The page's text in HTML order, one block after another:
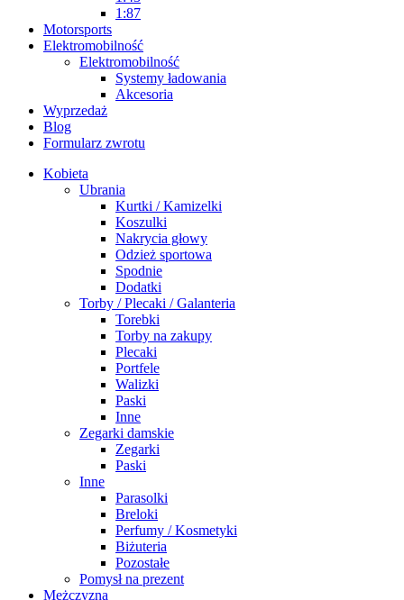
1:87
Motorsports
Elektromobilność
Elektromobilność
Systemy ładowania
Akcesoria
Wyprzedaż
Blog
Formularz zwrotu
Kobieta
Ubrania
Kurtki / Kamizelki
Koszulki
Nakrycia głowy
Odzież sportowa
Spodnie
Dodatki
Torby / Plecaki / Galanteria
Torebki
Torby na zakupy
Plecaki
Portfele
Walizki
Paski
Inne
Zegarki damskie
Zegarki
Paski
Inne
Parasolki
Breloki
Perfumy / Kosmetyki
Biżuteria
Pozostałe
Pomysł na prezent
Mężczyzna